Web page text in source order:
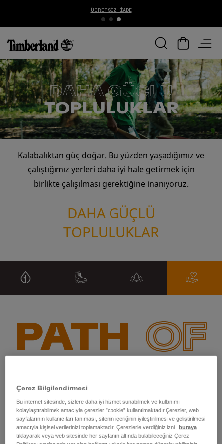
ÜCRETSIZ İADE
DAHA GÜÇLÜ
TOPLULUKLAR
Kalabalıktan güç doğar. Bu yüzden yaşadığımız ve
çalıştığımız yerleri daha iyi hale getirmek için
birlikte çalışılması gerektiğine inanıyoruz.
DAHA GÜÇLÜ
TOPLULUKLAR
Tam zamanlı Timberland çalışanları,
ücretli çalışma sürelerinin 40
saatini toplumda gönüllü
Çerez Bilgilendirmesi
Bu internet sitesinde, sizlere daha iyi hizmet sunabilmek ve kullanımı
kolaylaştırabilmek amacıyla çerezler ”cookie” kullanılmaktadır.Çerezler, web
sayfalarının kullanıcıları tanıması, sitenin içeriğinin iyileştirilmesi ve geliştirilmesi
amacıyla kişisel verilerinizi toplamaktadır. Çerezlerle verdiğiniz izni
buraya
tıklayarak veya web sitesinde her sayfanın altında bulabileceğiniz Çerez